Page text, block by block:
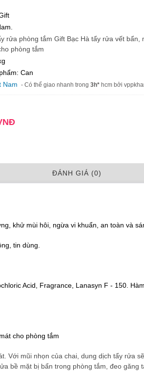
rửa phòng tắm Gift Bạc Hà tẩy rửa vết bẩn,
phòng tắm
Can
Nam - Có thể giao nhanh trong 3h* hcm bởi
ÐÁNH GIÁ (0)
khử mùi hôi, ngừa vi khuẩn, an toàn và
tin dùng.
Acid, Fragrance, Lanasyn F - 150.
cho phòng tắm
Với mũi nhọn của chai, dung dịch tẩy rửa
bề mặt bị bẩn trong phòng tắm, đeo găng